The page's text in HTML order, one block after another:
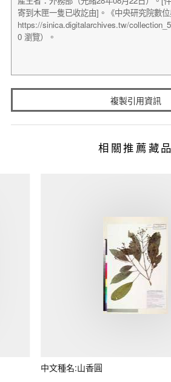
複製引用資訊
相關推薦藏品
中文種名:山香圓